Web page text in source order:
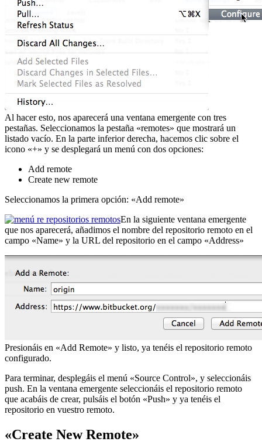
Al hacer esto, nos aparecerá una ventana emergente con tres
pestañas. Seleccionamos la pestaña «remotes» que mostrará un
listado vacío. En la parte inferior derecha, hacemos clic sobre el
icono «+» y se desplegará un menú con dos opciones:
Add remote
Create new remote
Seleccionamos la primera opción: «Add remote»
En la siguiente ventana emergente
que nos aparecerá, añadimos el nombre del repositorio remoto en el
campo «Name» y la URL del repositorio en el campo «Address»
Presionáis en «Add Remote» y listo, ya tenéis el repositorio remoto
configurado.
Para terminar, desplegáis el menú «Source Control», y seleccionáis
push. En la ventana emergente seleccionáis el repositorio remoto
que acabáis de crear, pulsáis el botón «Push» y ya tenéis el
repositorio en vuestro remoto.
«Create New Remote»